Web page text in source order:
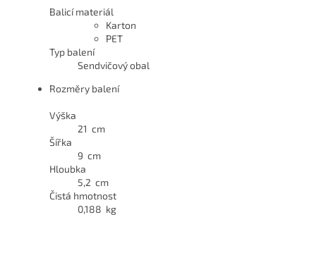
Balicí materiál
Karton
PET
Typ balení
Sendvičový obal
Rozměry balení
Výška
21 cm
Šířka
9 cm
Hloubka
5,2 cm
Čistá hmotnost
0,188 kg